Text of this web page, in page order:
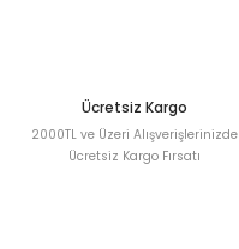
Ücretsiz Kargo
2000TL ve Üzeri Alışverişlerinizde
Ücretsiz Kargo Fırsatı